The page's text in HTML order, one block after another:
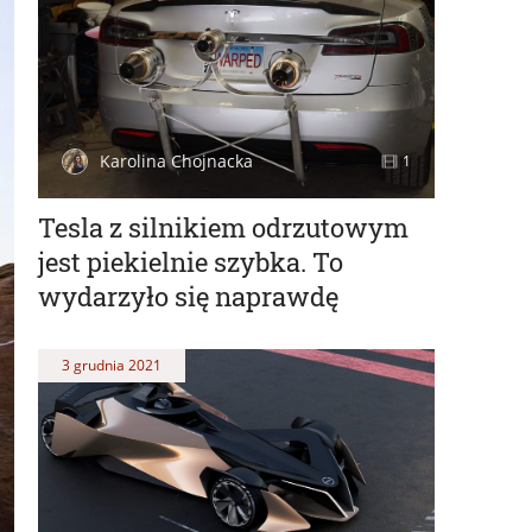
Tesla z silnikiem odrzutowym
jest piekielnie szybka. To
wydarzyło się naprawdę
Karolina Chojnacka 1
3 grudnia 2021